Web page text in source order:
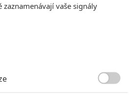
vaše signály